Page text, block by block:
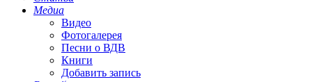
Медиа
Видео
Фотогалерея
Песни о ВДВ
Книги
Добавить запись